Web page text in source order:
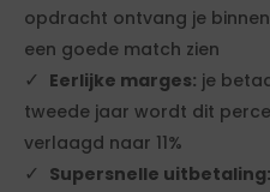
opdracht ontvang je
een goede match zien
Eerlijke marges: je
tweede jaar wordt dit
verlaagd naar 11%
Supersnelle uitbetaling: